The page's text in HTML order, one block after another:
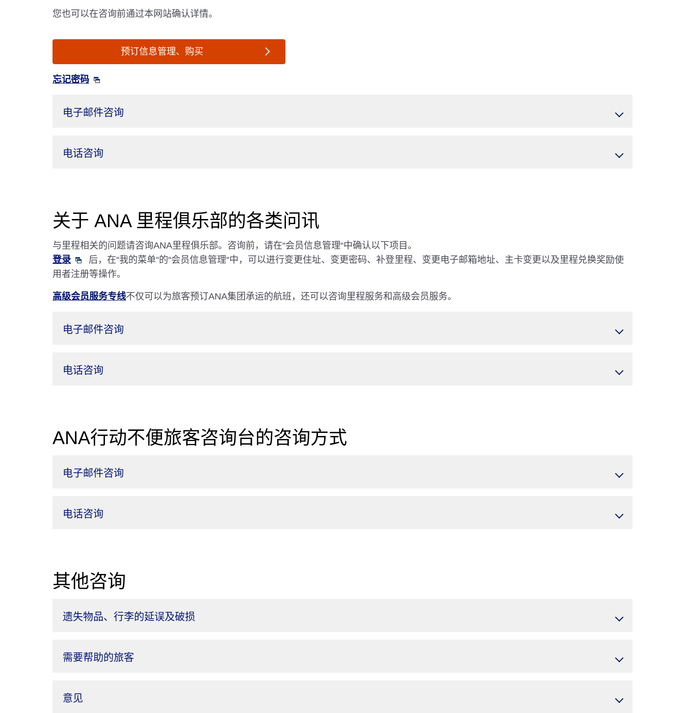
您也可以在咨询前通过本网站确认详情。
预订信息管理、购买
忘记密码
电子邮件咨询
电话咨询
关于 ANA 里程俱乐部的各类问讯
与里程相关的问题请咨询ANA里程俱乐部。咨询前，请在“会员信息管理“中确认以下项目。
登录
后，在“我的菜单“的“会员信息管理“中，可以进行变更住址、变更密码、补登里程、变更电子邮箱地址、主卡变更以及里程兑换奖励使
用者注册等操作。
高级会员服务专线不仅可以为旅客预订ANA集团承运的航班，还可以咨询里程服务和高级会员服务。
电子邮件咨询
电话咨询
ANA行动不便旅客咨询台的咨询方式
电子邮件咨询
电话咨询
其他咨询
遗失物品、行李的延误及破损
需要帮助的旅客
意见